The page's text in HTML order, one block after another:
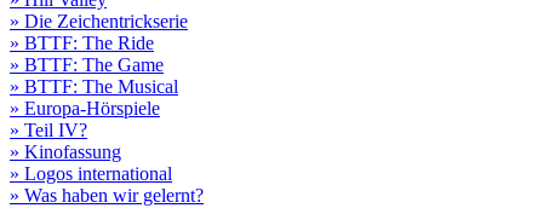
» Die Zeichentrickserie
» BTTF: The Ride
» BTTF: The Game
» BTTF: The Musical
» Europa-Hörspiele
» Teil IV?
» Kinofassung
» Logos international
» Was haben wir gelernt?